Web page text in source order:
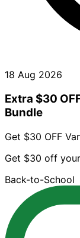
18 Aug 2026
Extra $30
Bundle
Get $30 OFF
Get $30 off
Back-to-School